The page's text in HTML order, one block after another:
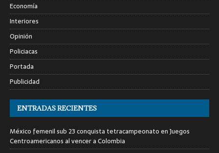
Economía
Interiores
Opinión
Policiacas
Portada
Publicidad
ENTRADAS RECIENTES
México femenil sub 23 conquista tetracampeonato en Juegos
Centroamericanos al vencer a Colombia